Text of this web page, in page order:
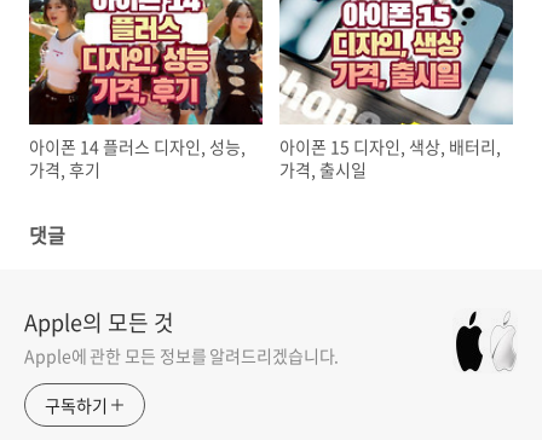
아이폰 14 플러스 디자인, 성능,
가격, 후기
아이폰 15 디자인, 색상, 배터리,
가격, 출시일
댓글
Apple의 모든 것
Apple에 관한 모든 정보를 알려드리겠습니다.
구독하기